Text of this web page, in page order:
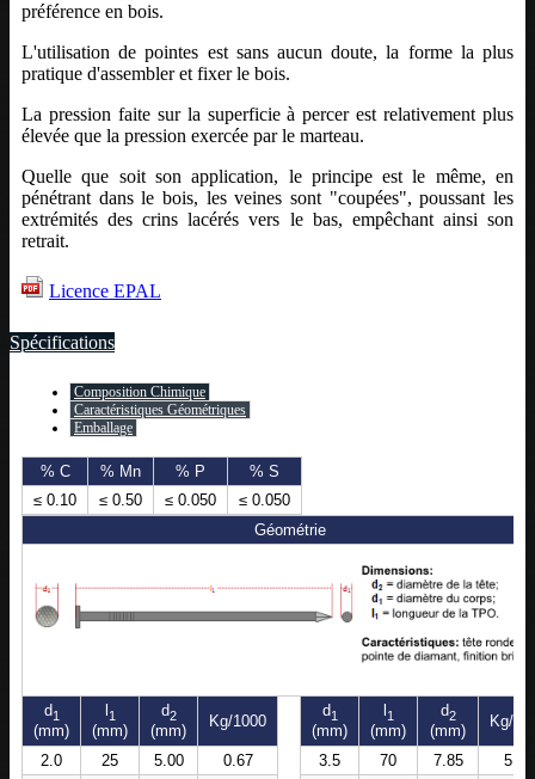
préférence en bois.
L'utilisation de pointes est sans aucun doute, la forme la plus
pratique d'assembler et fixer le bois.
La pression faite sur la superficie à percer est relativement plus
élevée que la pression exercée par le marteau.
Quelle que soit son application, le principe est le même, en
pénétrant dans le bois, les veines sont "coupées", poussant les
extrémités des crins lacérés vers le bas, empêchant ainsi son
retrait.
Licence EPAL
Spécifications
Composition Chimique
Caractéristiques Géométriques
Emballage
% C % Mn % P
% S
≤ 0.10
≤ 0.50 ≤ 0.050
≤ 0.050
Géométrie
d1
(mm)
1
(mm)
d2
(mm)
Kg/1000
d1
(mm)
1
(mm)
d2
(mm)
Kg/
2.0 25 5.00 0.67 3.5 70 7.85 5.55